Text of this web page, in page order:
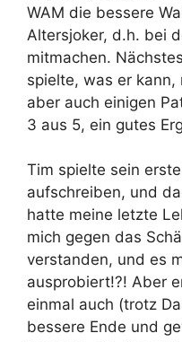
WAM die bessere
Altersjoker, d.h. bei
mitmachen.
spielte, was er kann,
aber auch einigen
3 aus 5, ein gutes
Tim spielte sein
aufschreiben, und
hatte meine letzte
mich gegen das
verstanden, und es
ausprobiert!?! Aber
einmal auch (trotz
bessere Ende und